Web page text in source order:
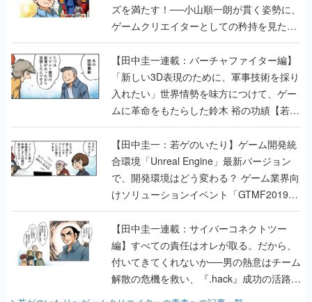
ズを満たす！──小山順一朗が貫く姿勢に、
ゲームクリエイターとしての矜持を見た
【若ゲのいたり最終回】
【田中圭一連載：バーチャファイター編】
「新しい3D表現のために、軍事技術を採り
入れたい」世界情勢を味方につけて、ゲー
ムに革命をもたらした鈴木 裕の功績【若ゲ
のいたり】
【田中圭一：若ゲのいたり】ゲーム開発統
合環境「Unreal Engine」最新バージョン
で、開発環境はどう変わる？ ゲーム業界向
けソリューションイベント「GTMF2019」
に行って、より理解を深めよう【PR】
【田中圭一連載：サイバーコネクトツー
編】すべての責任はオレが取る。だから、
付いてきてくれないか──男の熱意はチーム
解散の危機を救い、『.hack』成功の活路を